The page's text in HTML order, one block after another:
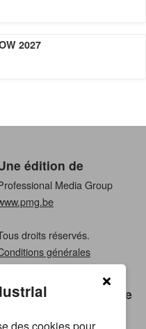
2027
édition de
Media Group
droits réservés.
générales
une langue
des cookies pour